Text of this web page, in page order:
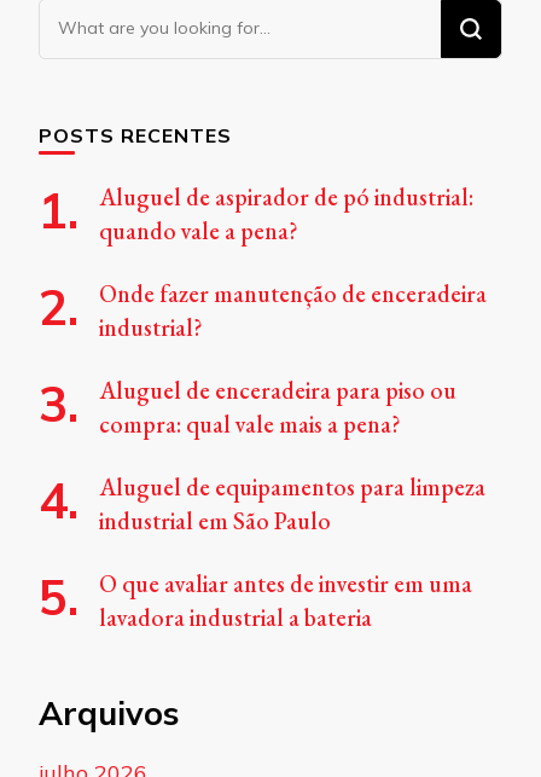
Looking
for
POSTS RECENTES
Aluguel de aspirador de pó industrial:
quando vale a pena?
Onde fazer manutenção de enceradeira
industrial?
Aluguel de enceradeira para piso ou
compra: qual vale mais a pena?
Aluguel de equipamentos para limpeza
industrial em São Paulo
O que avaliar antes de investir em uma
lavadora industrial a bateria
Arquivos